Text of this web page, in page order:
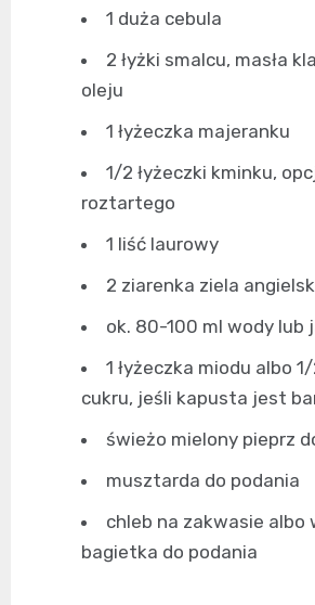
1 duża cebula
2 łyżki smalcu, masła
oleju
1 łyżeczka majeranku
1/2 łyżeczki kminku,
roztartego
1 liść laurowy
2 ziarenka ziela
ok. 80-100 ml wody lub
1 łyżeczka miodu albo
cukru, jeśli kapusta jest
świeżo mielony pieprz
musztarda do podania
chleb na zakwasie albo
bagietka do podania